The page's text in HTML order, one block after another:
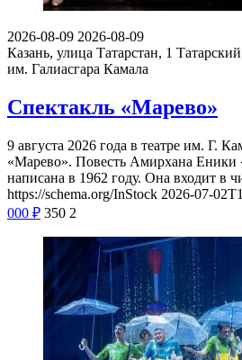
2026-08-09 2026-08-09
Казань, улица Татарстан, 1
им. Галиасгара Камала
Спектакль «Марево»
9 августа 2026 года в театре им. Г.
«Марево». Повесть Амирхана Еники
написана в 1962 году. Она входит в
https://schema.org/InStock 2026-07-
000 ₽ 350 2